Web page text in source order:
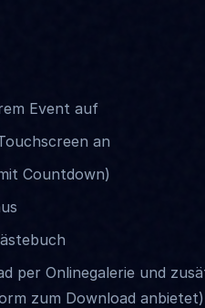
Event auf
an
Countdown)
per Onlinegalerie und
zum Download anbietet)